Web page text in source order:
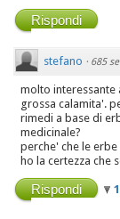
Rispondi
stefano · 685
molto interessante
grossa calamita'.
rimedi a base di
medicinale?
perche' che le
ho la certezza che
Rispondi